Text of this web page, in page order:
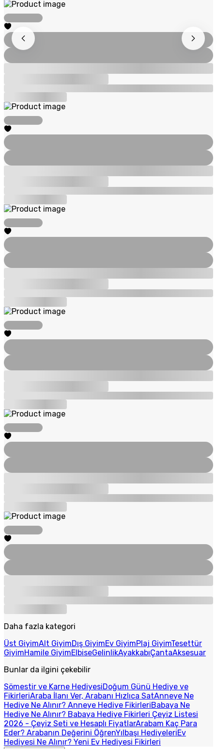
Daha fazla kategori
Üst GiyimAlt GiyimDış GiyimEv GiyimPlaj GiyimTesettür
GiyimHamile GiyimElbiseGelinlikAyakkabıÇantaAksesuar
Bunlar da ilgini çekebilir
Sömestir ve Karne HediyesiDoğum Günü Hediye ve
FikirleriAraba İlanı Ver, Arabanı Hızlıca SatAnneye Ne
Hediye Ne Alınır? Anneye Hediye FikirleriBabaya Ne
Hediye Ne Alınır? Babaya Hediye Fikirleri Çeyiz Listesi
2026 - Çeyiz Seti ve Hesaplı FiyatlarArabam Kaç Para
Eder? Arabanın Değerini ÖğrenYılbaşı HediyeleriEv
Hediyesi Ne Alınır? Yeni Ev Hediyesi Fikirleri